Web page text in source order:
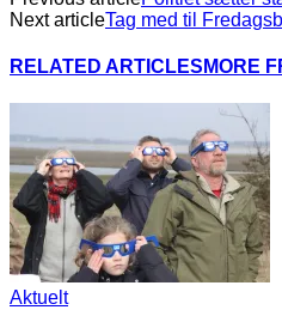
Next articleTag med til
RELATED ARTICLES MORE
Aktuelt